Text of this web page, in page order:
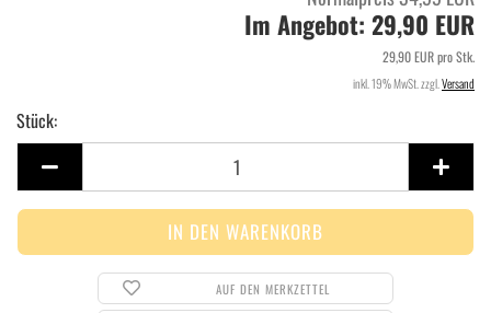
Im Angebot: 29,90 EUR
29,90 EUR pro Stk.
inkl. 19% MwSt. zzgl. Versand
Stück:
Stück
AUF DEN MERKZETTEL